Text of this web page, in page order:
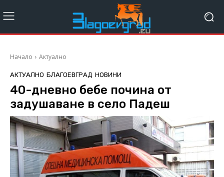
Начало Актуално
АКТУАЛНО БЛАГОЕВГРАД НОВИНИ
40-дневно бебе почина от
задушаване в село Падеш